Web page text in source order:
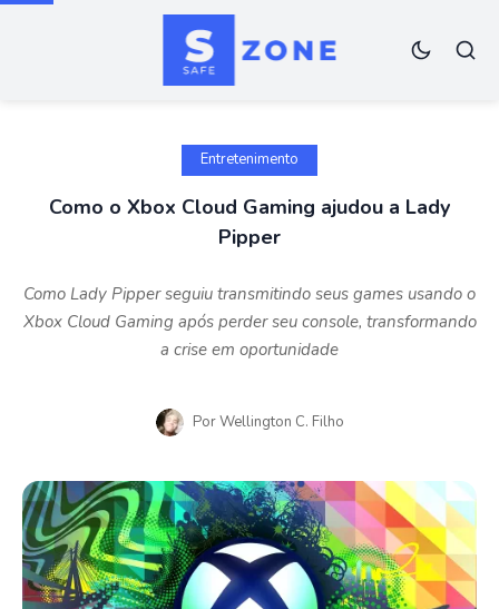
Entretenimento
Como o Xbox Cloud Gaming ajudou a Lady
Pipper
Como Lady Pipper seguiu transmitindo seus games usando o
Xbox Cloud Gaming após perder seu console, transformando
a crise em oportunidade
PorWellington C. Filho